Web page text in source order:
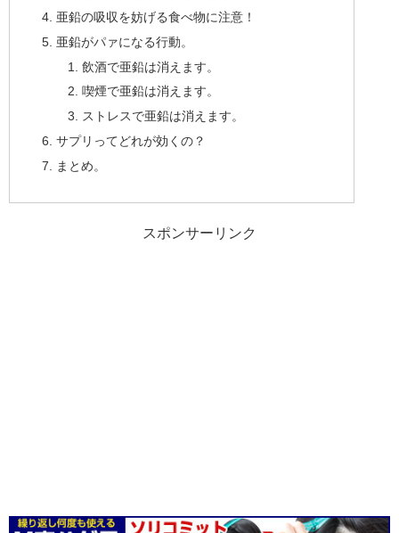
亜鉛の吸収を妨げる食べ物に注意！
亜鉛がパァになる行動。
飲酒で亜鉛は消えます。
喫煙で亜鉛は消えます。
ストレスで亜鉛は消えます。
サプリってどれが効くの？
まとめ。
スポンサーリンク